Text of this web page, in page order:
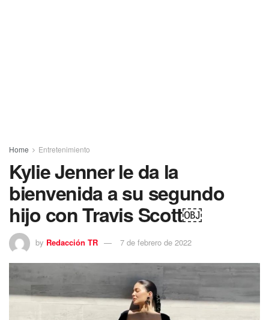
Home Entretenimiento
Kylie Jenner le da la
bienvenida a su segundo
hijo con Travis Scott￼
by Redacción TR 7 de febrero de 2022